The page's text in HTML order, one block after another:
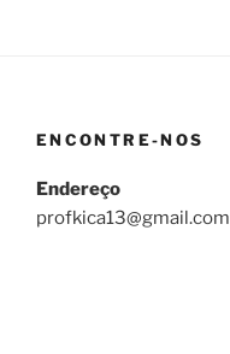
ENCONTRE-NOS
Endereço
profkica13@gmail.com